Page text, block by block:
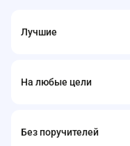
Лучшие
На любые цели
Без поручителей